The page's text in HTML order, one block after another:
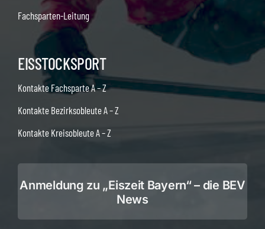
Fachsparten-Leitung
EISSTOCKSPORT
Kontakte Fachsparte A – Z
Kontakte Bezirksobleute A – Z
Kontakte Kreisobleute A – Z
Anmeldung zu „Eiszeit Bayern“ – die BEV
News